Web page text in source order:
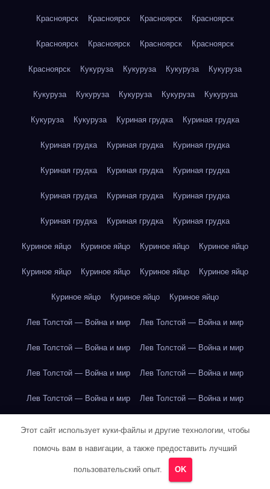
Красноярск Красноярск Красноярск Красноярск
Красноярск Красноярск Красноярск Красноярск
Красноярск Кукуруза Кукуруза Кукуруза Кукуруза
Кукуруза Кукуруза Кукуруза Кукуруза Кукуруза
Кукуруза Кукуруза Куриная грудка Куриная грудка
Куриная грудка Куриная грудка Куриная грудка
Куриная грудка Куриная грудка Куриная грудка
Куриная грудка Куриная грудка Куриная грудка
Куриная грудка Куриная грудка Куриная грудка
Куриное яйцо Куриное яйцо Куриное яйцо Куриное яйцо
Куриное яйцо Куриное яйцо Куриное яйцо Куриное яйцо
Куриное яйцо Куриное яйцо Куриное яйцо
Лев Толстой — Война и мир Лев Толстой — Война и мир
Лев Толстой — Война и мир Лев Толстой — Война и мир
Лев Толстой — Война и мир Лев Толстой — Война и мир
Лев Толстой — Война и мир Лев Толстой — Война и мир
Лев Толстой — Война и мир Лев Толстой — Война и мир
Лев Толстой — Война и мир Лев Толстой — Война и мир
Этот сайт использует куки-файлы и другие технологии, чтобы
помочь вам в навигации, а также предоставить лучший
пользовательский опыт. OK